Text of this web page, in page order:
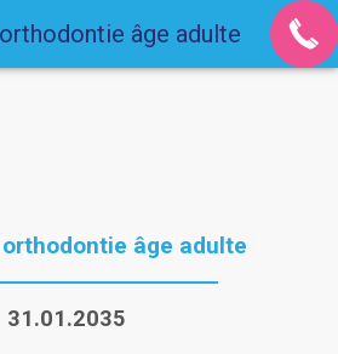
âge adulte
31.01.2035
âge adulte